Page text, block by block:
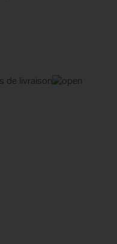
de livraison